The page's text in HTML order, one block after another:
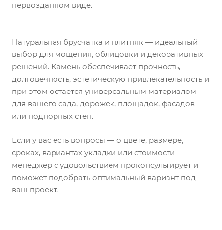
первозданном виде.
Натуральная брусчатка и плитняк — идеальный
выбор для мощения, облицовки и декоративных
решений. Камень обеспечивает прочность,
долговечность, эстетическую привлекательность и
при этом остаётся универсальным материалом
для вашего сада, дорожек, площадок, фасадов
или подпорных стен.
Если у вас есть вопросы — о цвете, размере,
сроках, вариантах укладки или стоимости —
менеджер с удовольствием проконсультирует и
поможет подобрать оптимальный вариант под
ваш проект.